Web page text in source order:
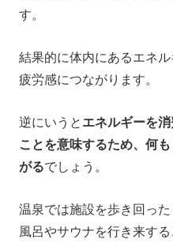
す。
結果的に体内にあるエネ
疲労感につながります。
逆にいうと エネルギーを
ことを意味するため、何
がるでしょう。
温泉では施設を歩き回っ
風呂やサウナを行き来す